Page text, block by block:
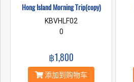
Hong Island Morning Trip(copy)
KBVHLF02
0
฿1,800
添加到购物车